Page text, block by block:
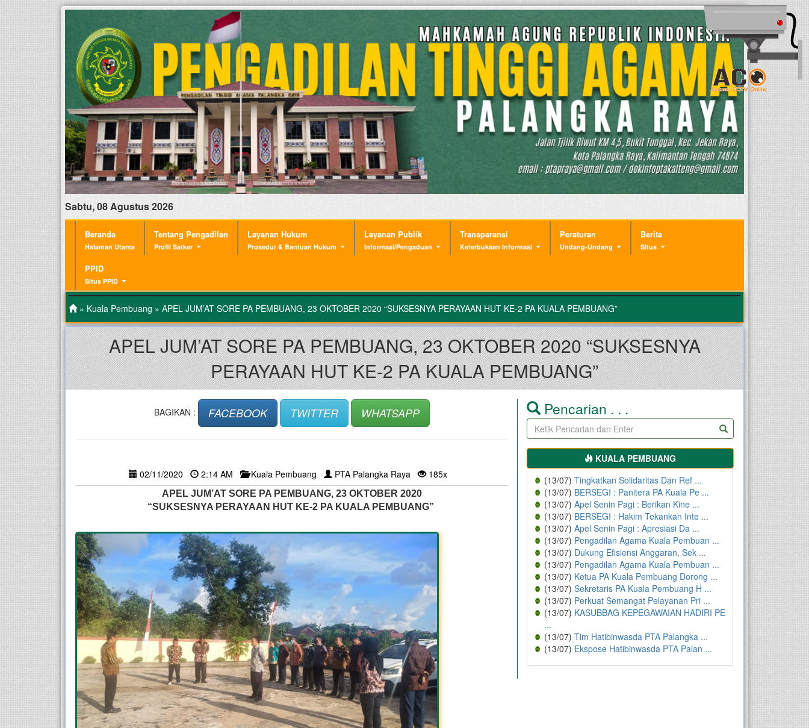
Sabtu, 08 Agustus 2026
Beranda
Halaman Utama
Tentang Pengadilan
Profil Satker
Layanan Hukum
Prosedur & Bantuan Hukum
Layanan Publik
Informasi/Pengaduan
Transparansi
Keterbukaan Informasi
Peraturan
Undang-Undang
Berita
Situs
PPID
Situs PPID
» Kuala Pembuang » APEL JUM’AT SORE PA PEMBUANG, 23 OKTOBER 2020 “SUKSESNYA PERAYAAN HUT KE-2 PA KUALA PEMBUANG”
APEL JUM’AT SORE PA PEMBUANG, 23 OKTOBER 2020 “SUKSESNYA
PERAYAAN HUT KE-2 PA KUALA PEMBUANG”
BAGIKAN : FACEBOOK TWITTER WHATSAPP
02/11/2020 2:14 AM Kuala Pembuang PTA Palangka Raya 185x
APEL JUM’AT SORE PA PEMBUANG, 23 OKTOBER 2020
“SUKSESNYA PERAYAAN HUT KE-2 PA KUALA PEMBUANG”
Pencarian . . .
KUALA PEMBUANG
(13/07) Tingkatkan Solidaritas Dan Ref ...
(13/07) BERSEGI : Panitera PA Kuala Pe ...
(13/07) Apel Senin Pagi : Berikan Kine ...
(13/07) BERSEGI : Hakim Tekankan Inte ...
(13/07) Apel Senin Pagi : Apresiasi Da ...
(13/07) Pengadilan Agama Kuala Pembuan ...
(13/07) Dukung Efisiensi Anggaran, Sek ...
(13/07) Pengadilan Agama Kuala Pembuan ...
(13/07) Ketua PA Kuala Pembuang Dorong ...
(13/07) Sekretaris PA Kuala Pembuang H ...
(13/07) Perkuat Semangat Pelayanan Pri ...
(13/07) KASUBBAG KEPEGAWAIAN HADIRI PE
...
(13/07) Tim Hatibinwasda PTA Palangka ...
(13/07) Ekspose Hatibinwasda PTA Palan ...